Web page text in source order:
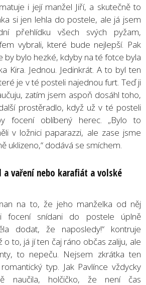
i její manžel Jiří, a skutečně to
si jen lehla do postele, ale já jsem
přehlídku všech svých pyžam,
vybrali, které bude nejlepší. Pak
by bylo hezké, kdyby na té fotce byla
Kira. Jednou. Jedinkrát. A to byl ten
je v té posteli najednou furt. Teď ji
zatím jsem aspoň dosáhl toho,
prostěradlo, když už v té posteli
focení oblíbený herec. „Bylo to
v ložnici paparazzi, ale zase jsme
uklizeno,“ dodává se smíchem.
a vaření nebo karafiát a volské
na to, že jeho manželka od něj
focení snídani do postele úplně
dodat, že naposledy!“ kontruje
o to, já jí ten čaj ráno občas zaliju, ale
to nepeču. Nejsem zkrátka ten
typ. Jak Pavlínce vždycky
naučila, holčičko, že není čas